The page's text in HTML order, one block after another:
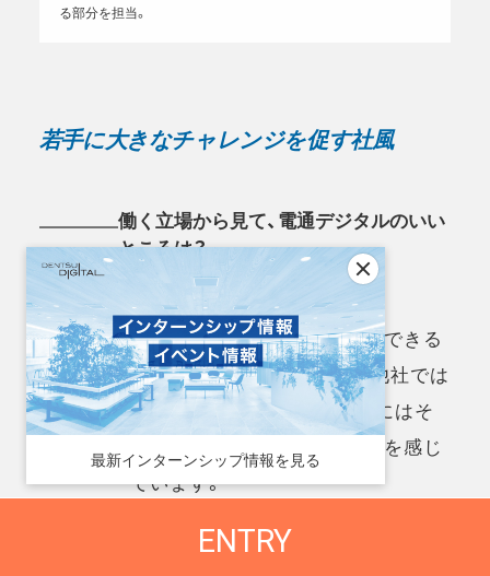
ENTRY
る部分を担当。
若手に大きなチャレンジを促す社風
働く立場から見て、電通デジタルのいい
ところは？
石井
新しいことに取り組むことができる
環境です。扱えるデータも、他社では
扱えないものも多く、個人的にはそ
ういった部分にもおもしろさを感じ
ています。
他では、社内にさまざまな領域の専
最新インターンシップ情報を見る